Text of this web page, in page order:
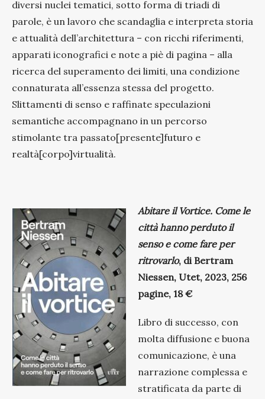
diversi nuclei tematici, sotto forma di triadi di
parole, è un lavoro che scandaglia e interpreta storia
e attualità dell’architettura – con ricchi riferimenti,
apparati iconografici e note a piè di pagina – alla
ricerca del superamento dei limiti, una condizione
connaturata all’essenza stessa del progetto.
Slittamenti di senso e raffinate speculazioni
semantiche accompagnano in un percorso
stimolante tra passato[presente]futuro e
realtà[corpo]virtualità.
Abitare il Vortice. Come le
città hanno perduto il
senso e come fare per
ritrovarlo, di Bertram
Niessen, Utet, 2023, 256
pagine, 18 €
Libro di successo, con
molta diffusione e buona
comunicazione, è una
narrazione complessa e
stratificata da parte di